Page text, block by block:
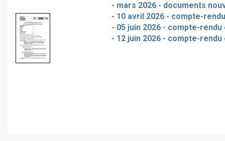
- mars 2026 - documents
- 10 avril 2026 - compte-
- 05 juin 2026 - compte-
- 12 juin 2026 - compte-